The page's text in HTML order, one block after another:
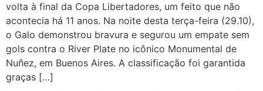
volta à final da Copa Libertadores, um feito que não
acontecia há 11 anos. Na noite desta terça-feira (29.10),
o Galo demonstrou bravura e segurou um empate sem
gols contra o River Plate no icônico Monumental de
Nuñez, em Buenos Aires. A classificação foi garantida
graças […]